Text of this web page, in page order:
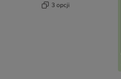
3 opcji